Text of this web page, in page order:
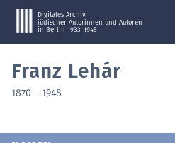
Digitales Archiv
jüdischer Autorinnen und Autoren
in Berlin 1933–1945
Franz Lehár
1870 – 1948